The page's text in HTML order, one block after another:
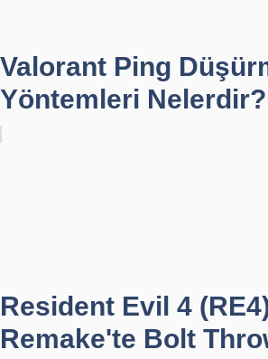
Valorant Ping
Yöntemleri Nelerdir?
Resident Evil 4
Remake'te Bolt